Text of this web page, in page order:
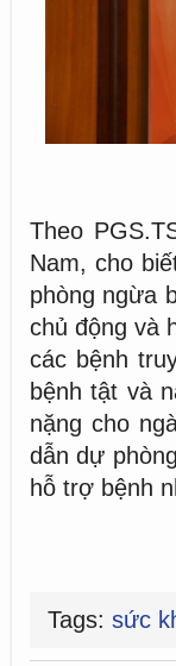
Theo
Nam, cho
phòng ngừa
chủ động và
các bệnh
bệnh tật và
nặng cho
dẫn dự
hỗ trợ bệnh
Tags: sức